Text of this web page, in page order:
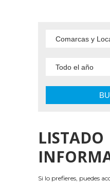
LISTADO
Si lo prefieres, puedes